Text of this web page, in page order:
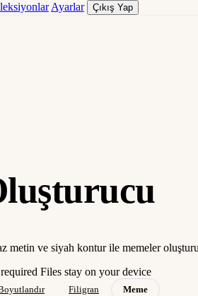
Ayarlar Çıkış Yap
metin ve siyah kontur ile memeler
Files stay on your device
Filigran Meme